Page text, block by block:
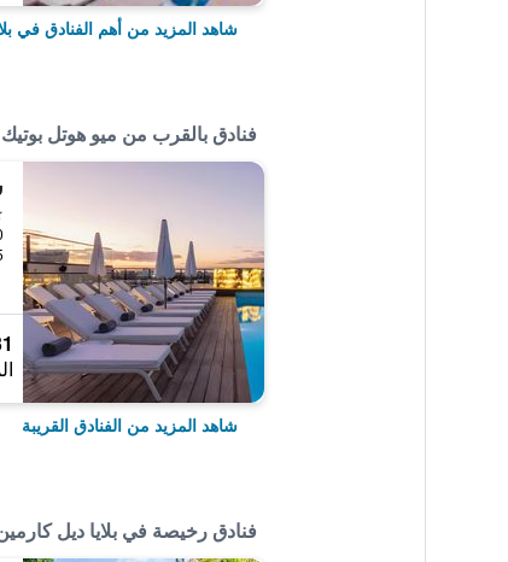
شاهد المزيد من أهم الفنادق في
فنادق بالقرب من ميو هوتل بوتيك
4
شاهد المزيد من الفنادق القريبة
فنادق رخيصة في بلايا ديل